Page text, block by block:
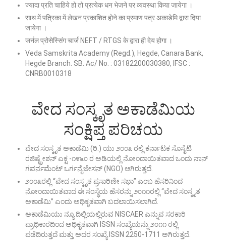
ज्यादा प्रति चाहिये हो तो प्रत्येक धन भेजने पर व्यवस्था किया जायेगा ।
साथ में पत्रिका में लेखन प्रकाशित होने का प्रमाण पत्र अकाडेमि द्वारा दिया
जायेगा ।
जर्नल प्रोसेस्सिंग चार्ज NEFT / RTGS के द्वारा ही देय होगा ।
Veda Samskrita Academy (Regd.), Hegde, Canara Bank,
Hegde Branch. SB. Ac/ No. : 03182200030380, IFSC :
CNRB0010318
ವೇದ ಸಂಸ್ಕೃತ ಅಕಾಡೆಮಿಯ
ಸಂಕ್ಷಿಪ್ತ ಪರಿಚಯ
ವೇದ ಸಂಸ್ಕೃತ ಅಕಾಡೆಮಿ (ರಿ.) ಯು ೨೦೦೩ ರಲ್ಲಿ ಕರ್ನಾಟಕ ಸೊಸೈಟಿ
ರಜಿಷ್ಟ್ರೇಶನ್ ಎಕ್ಟ -೧೯೬೦ ರ ಅಡಿಯಲ್ಲಿ ನೋಂದಾಯಿತವಾದ ಒಂದು ನಾನ್
ಗವರ್ನಮೆಂಟ್ ಒರ್ಗನೈಜೇಸನ್ (NGO) ಆಗಿರುತ್ತದೆ.
೨೦೦೩ರಲ್ಲಿ “ವೇದ ಸಂಸ್ಕೃತ ಪ್ರಸಾರಿಣೀ ಸಭಾ” ಎಂಬ ಹೆಸರಿನಿಂದ
ನೋಂದಾಯಿತವಾದ ಈ ಸಂಸ್ಥೆಯ ಹೆಸರನ್ನು ೨೦೧೧ರಲ್ಲಿ “ವೇದ ಸಂಸ್ಕೃತ
ಅಕಾಡೆಮಿ” ಎಂದು ಅಧಿಕೃತವಾಗಿ ಬದಲಾಯಿಸಲಾಗಿದೆ.
ಅಕಾಡೆಮಿಯು ನ್ಯೂ ದಿಲ್ಲಿಯಲ್ಲಿರುವ NISCAER ಎನ್ನುವ ಸರಕಾರಿ
ಪ್ರಾಧಿಕಾರದಿಂದ ಅಧಿಕೃತವಾಗಿ ISSN ಸಂಖ್ಯೆಯನ್ನು ೨೦೧೧ ರಲ್ಲಿ
ಪಡೆದಿರುತ್ತದೆ ಮತ್ತು ಅದರ ಸಂಖ್ಯೆ ISSN 2250-1711 ಅಗಿರುತ್ತದೆ.